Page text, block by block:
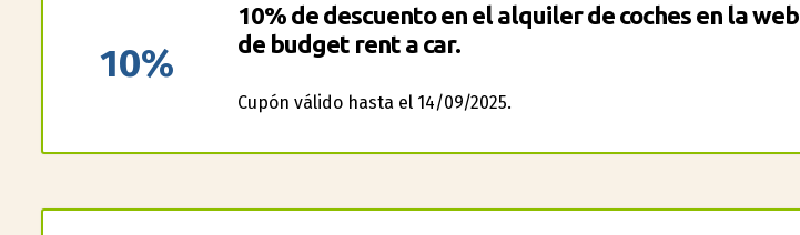
10%
10% de descuento en el alquiler de coches en la web
de budget rent a car.
Cupón válido hasta el 14/09/2025.